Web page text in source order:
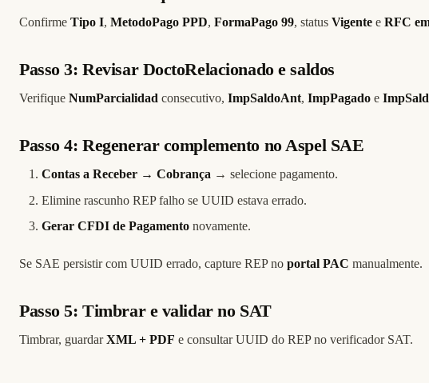
Confirme Tipo I, MetodoPago PPD, FormaPago 99, status Vigente e RFC
Passo 3: Revisar DoctoRelacionado e saldos
Verifique NumParcialidad consecutivo, ImpSaldoAnt, ImpPagado e
Passo 4: Regenerar complemento no Aspel SAE
Contas a Receber → Cobrança → selecione pagamento.
Elimine rascunho REP falho se UUID estava errado.
Gerar CFDI de Pagamento novamente.
Se SAE persistir com UUID errado, capture REP no portal PAC manualmente.
Passo 5: Timbrar e validar no SAT
Timbrar, guardarXML + PDF e consultar UUID do REP no verificador SAT.